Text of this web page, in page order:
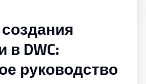
DWC:
руководство